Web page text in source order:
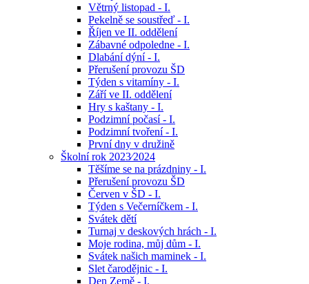
Větrný listopad - I.
Pekelně se soustřeď - I.
Říjen ve II. oddělení
Zábavné odpoledne - I.
Dlabání dýní - I.
Přerušení provozu ŠD
Týden s vitamíny - I.
Září ve II. oddělení
Hry s kaštany - I.
Podzimní počasí - I.
Podzimní tvoření - I.
První dny v družině
Školní rok 2023⁄2024
Těšíme se na prázdniny - I.
Přerušení provozu ŠD
Červen v ŠD - I.
Týden s Večerníčkem - I.
Svátek dětí
Turnaj v deskových hrách - I.
Moje rodina, můj dům - I.
Svátek našich maminek - I.
Slet čarodějnic - I.
Den Země - I.